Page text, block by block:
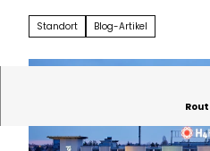
Standort Blog-Artikel